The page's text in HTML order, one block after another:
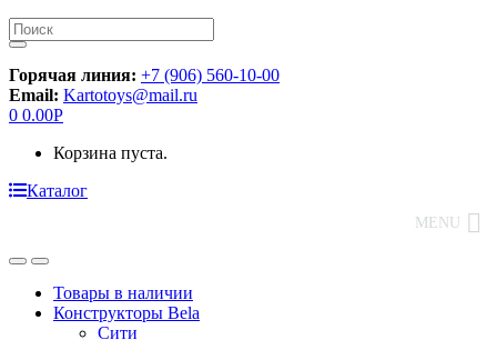
Искать:
Горячая линия: +7 (906) 560-10-00
Email: Kartotoys@mail.ru
0 0.00Р
Корзина пуста.
Каталог
MENU
Товары в наличии
Конструкторы Bela
Сити